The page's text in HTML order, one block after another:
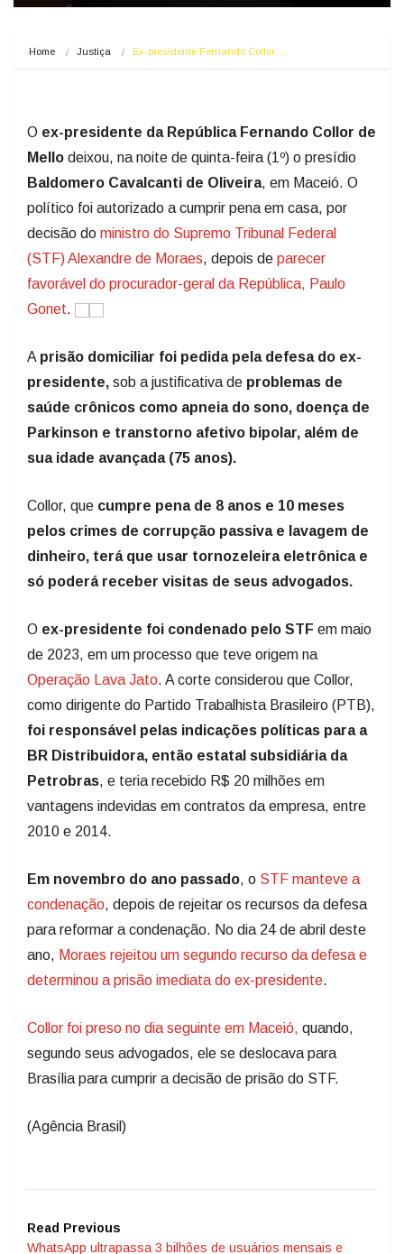
Home Justiça Ex-presidente Fernando Collor…
O ex-presidente da República Fernando Collor de
Mello deixou, na noite de quinta-feira (1º) o presídio
Baldomero Cavalcanti de Oliveira, em Maceió. O
político foi autorizado a cumprir pena em casa, por
decisão do ministro do Supremo Tribunal Federal
(STF) Alexandre de Moraes, depois de parecer
favorável do procurador-geral da República, Paulo
Gonet.
A prisão domiciliar foi pedida pela defesa do ex-
presidente, sob a justificativa de problemas de
saúde crônicos como apneia do sono, doença de
Parkinson e transtorno afetivo bipolar, além de
sua idade avançada (75 anos).
Collor, que cumpre pena de 8 anos e 10 meses
pelos crimes de corrupção passiva e lavagem de
dinheiro, terá que usar tornozeleira eletrônica e
só poderá receber visitas de seus advogados.
O ex-presidente foi condenado pelo STF em maio
de 2023, em um processo que teve origem na
Operação Lava Jato. A corte considerou que Collor,
como dirigente do Partido Trabalhista Brasileiro (PTB),
foi responsável pelas indicações políticas para a
BR Distribuidora, então estatal subsidiária da
Petrobras, e teria recebido R$ 20 milhões em
vantagens indevidas em contratos da empresa, entre
2010 e 2014.
Em novembro do ano passado, o STF manteve a
condenação, depois de rejeitar os recursos da defesa
para reformar a condenação. No dia 24 de abril deste
ano, Moraes rejeitou um segundo recurso da defesa e
determinou a prisão imediata do ex-presidente.
Collor foi preso no dia seguinte em Maceió, quando,
segundo seus advogados, ele se deslocava para
Brasília para cumprir a decisão de prisão do STF.
(Agência Brasil)
Read Previous
WhatsApp ultrapassa 3 bilhões de usuários mensais e